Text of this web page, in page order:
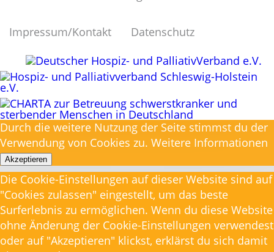
Impressum/Kontakt Datenschutz
Durch die weitere Nutzung der Seite stimmst du der
Verwendung von Cookies zu. Weitere Informationen
Akzeptieren
Die Cookie-Einstellungen auf dieser Website sind auf
"Cookies zulassen" eingestellt, um das beste
Surferlebnis zu ermöglichen. Wenn du diese Website
ohne Änderung der Cookie-Einstellungen verwendest
oder auf "Akzeptieren" klickst, erklärst du sich damit